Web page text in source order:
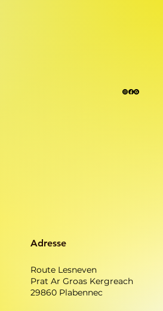
Adresse
Route Lesneven
Prat Ar Groas Kergreach
29860 Plabennec